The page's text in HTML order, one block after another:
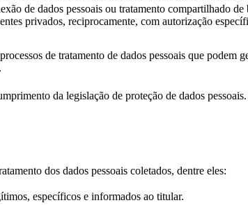
de dados pessoais ou tratamento compartilhado
privados, reciprocamente, com autorização
de tratamento de dados pessoais que podem
da legislação de proteção de dados pessoais.
dos dados pessoais coletados, dentre eles:
específicos e informados ao titular.